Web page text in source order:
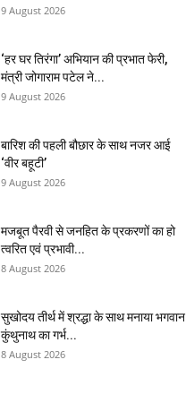
9 August 2026
‘हर घर तिरंगा’ अभियान की प्रभात फेरी,
मंत्री जोगाराम पटेल ने...
9 August 2026
बारिश की पहली बौछार के साथ नजर आई
‘वीर बहूटी’
9 August 2026
मजबूत पैरवी से जनहित के प्रकरणों का हो
त्वरित एवं प्रभावी...
8 August 2026
सुखोदय तीर्थ में श्रद्धा के साथ मनाया भगवान
कुंथुनाथ का गर्भ...
8 August 2026